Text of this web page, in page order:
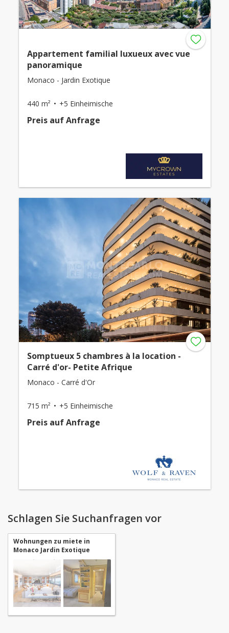
Appartement familial luxueux avec vue
panoramique
Monaco - Jardin Exotique
440 m² +5 Einheimische
Preis auf Anfrage
Somptueux 5 chambres à la location -
Carré d'or- Petite Afrique
Monaco - Carré d'Or
715 m² +5 Einheimische
Preis auf Anfrage
Schlagen Sie Suchanfragen vor
Wohnungen zu miete in
Monaco Jardin Exotique